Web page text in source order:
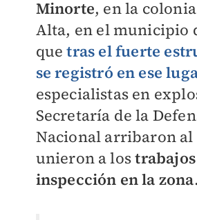
Minorte, en la
Alta, en el municipio
quetras el fuerte
se registró en ese
especialistas en
Secretaría de la
Nacional arribaron al
unieron a los
inspección en la zona.